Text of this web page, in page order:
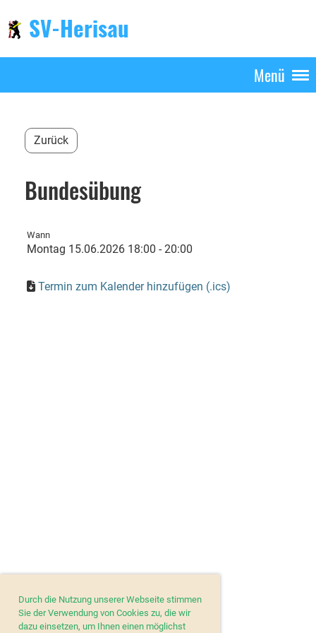
Durch die Nutzung unserer Webseite stimmen
Sie der Verwendung von Cookies zu, die wir
dazu einsetzen, um Ihnen einen möglichst
SV-Herisau
Menü
Zurück
Bundesübung
Wann
Montag 15.06.2026 18:00 - 20:00
Termin zum Kalender hinzufügen (.ics)